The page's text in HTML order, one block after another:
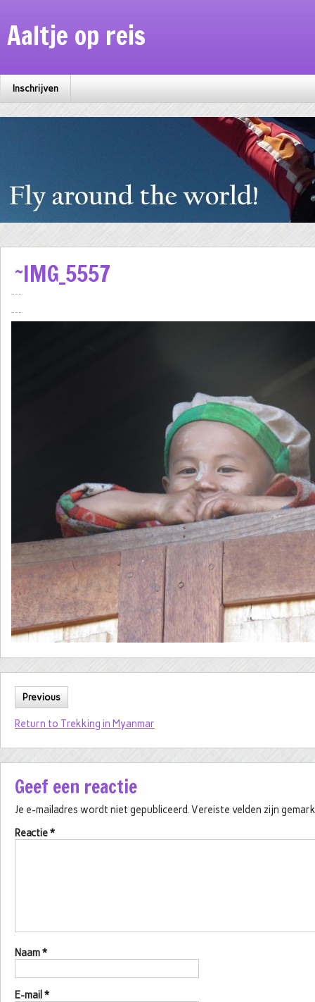
Aaltje op reis
Inschrijven
~IMG_5557
Previous
Return to Trekking in Myanmar
Geef een reactie
Je e-mailadres wordt niet gepubliceerd. Vereiste velden zijn
Reactie*
Naam*
E-mail *